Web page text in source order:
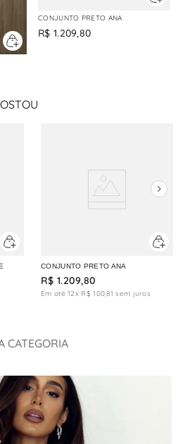
CONJUNTO PRETO ANA
R$ 1.209,80
CONJUNTO PRETO ANA
R$ 1.209,80
Em até12x R$ 100,81 sem juros
CATEGORIA